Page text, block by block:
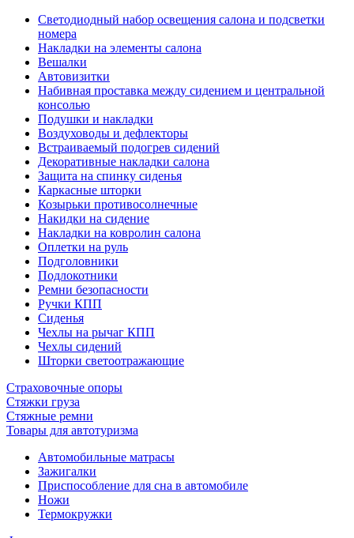
Светодиодный набор освещения салона и подсветки
номера
Накладки на элементы салона
Вешалки
Автовизитки
Набивная проставка между сидением и центральной
консолью
Подушки и накладки
Воздуховоды и дефлекторы
Встраиваемый подогрев сидений
Декоративные накладки салона
Защита на спинку сиденья
Каркасные шторки
Козырьки противосолнечные
Накидки на сидение
Накладки на ковролин салона
Оплетки на руль
Подголовники
Подлокотники
Ремни безопасности
Ручки КПП
Сиденья
Чехлы на рычаг КПП
Чехлы сидений
Шторки светоотражающие
Страховочные опоры
Стяжки груза
Стяжные ремни
Товары для автотуризма
Автомобильные матрасы
Зажигалки
Приспособление для сна в автомобиле
Ножи
Термокружки